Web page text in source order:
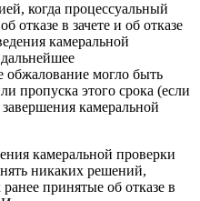
когда процессуальный
отказе в зачете и об отказе
камеральной
обжалование могло быть
пропуска этого срока (если
камеральной
камеральной проверки
никаких решений,
принятые об отказе в